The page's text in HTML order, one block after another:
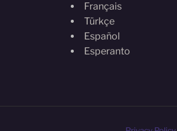
Français
Türkçe
Español
Esperanto